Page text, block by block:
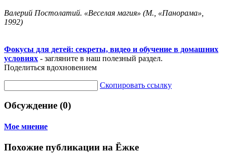
Валерий Постолатий. «Веселая магия» (М., «Панорама»,
1992)
Фокусы для детей: секреты, видео и обучение в домашних
условиях - загляните в наш полезный раздел.
Поделиться вдохновением
Скопировать ссылку
Обсуждение (0)
Мое мнение
Похожие публикации на Ёжке